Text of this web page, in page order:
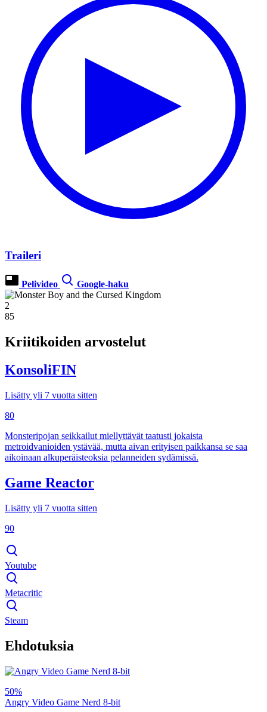
Traileri
Pelivideo Google-haku
2
85
Kriitikoiden arvostelut
KonsoliFIN
Lisätty yli 7 vuotta sitten
80
Monsteripojan seikkailut miellyttävät taatusti jokaista
metroidvanioiden ystävää, mutta aivan erityisen paikkansa se saa
aikoinaan alkuperäisteoksia pelanneiden sydämissä.
Game Reactor
Lisätty yli 7 vuotta sitten
90
Youtube
Metacritic
Steam
Ehdotuksia
50%
Angry Video Game Nerd 8-bit